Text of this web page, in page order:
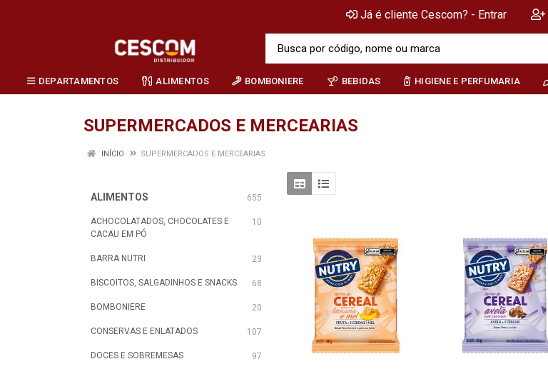
Já é cliente Cescom? - Entrar
DEPARTAMENTOS ALIMENTOS BOMBONIERE BEBIDAS HIGIENE E PERFUMARIA
SUPERMERCADOS E MERCEARIAS
INÍCIO SUPERMERCADOS E MERCEARIAS
ALIMENTOS 655
ACHOCOLATADOS, CHOCOLATES E
CACAU EM PÓ
10
BARRA NUTRI 23
BISCOITOS, SALGADINHOS E SNACKS 68
BOMBONIERE 20
CONSERVAS E ENLATADOS 107
DOCES E SOBREMESAS 97